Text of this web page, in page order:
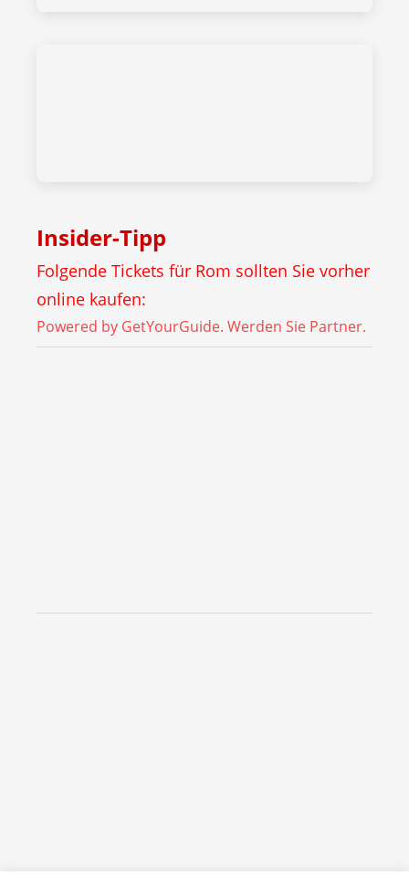
Insider-Tipp
Folgende Tickets für Rom sollten Sie vorher
online kaufen:
Powered by GetYourGuide. Werden Sie Partner.